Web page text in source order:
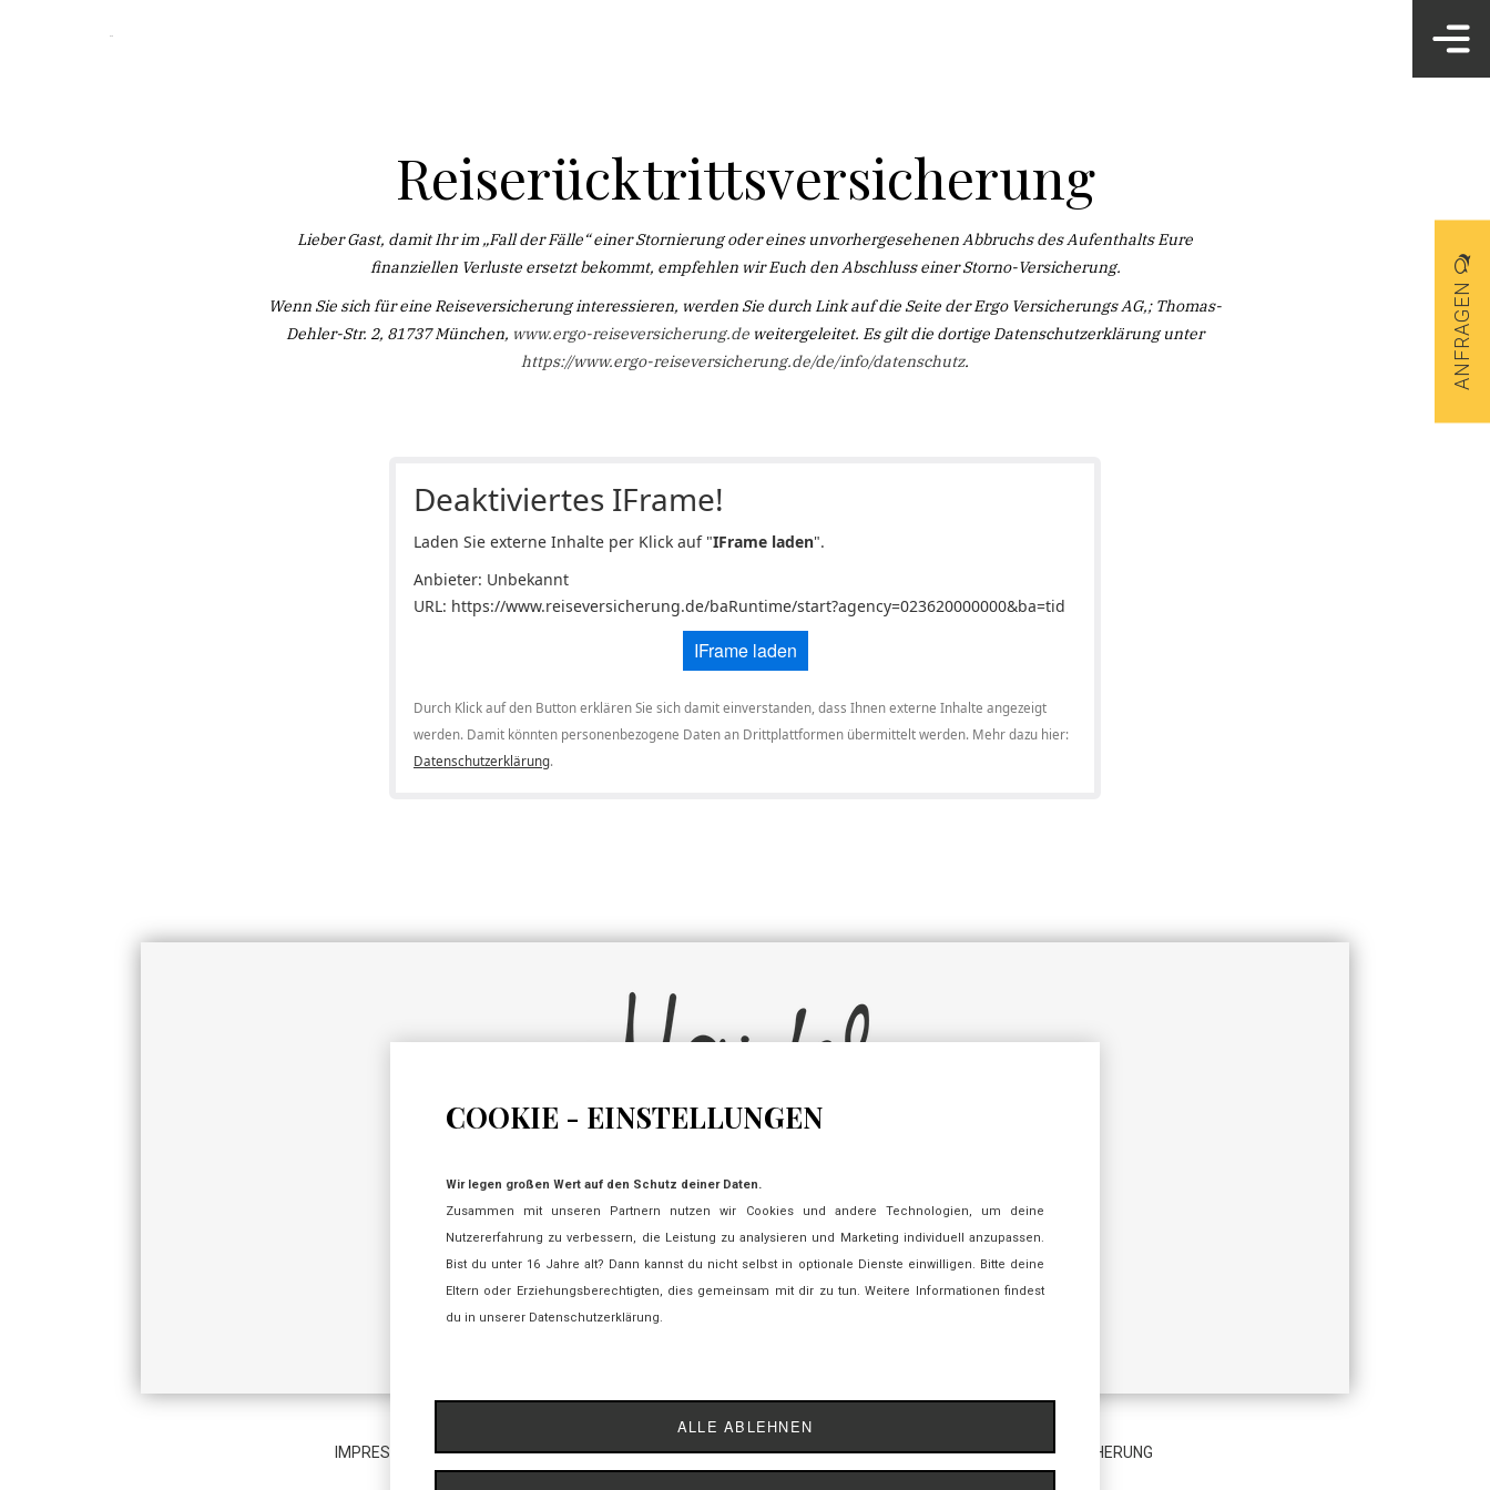
Reiserücktrittsversicherung
Lieber Gast, damit Ihr im „Fall der Fälle“ einer Stornierung oder eines unvorhergesehenen Abbruchs des Aufenthalts Eure
finanziellen Verluste ersetzt bekommt, empfehlen wir Euch den Abschluss einer Storno-Versicherung.
Wenn Sie sich für eine Reiseversicherung interessieren, werden Sie durch Link auf die Seite der Ergo Versicherungs AG,; Thomas-
Dehler-Str. 2, 81737 München, www.ergo-reiseversicherung.de weitergeleitet. Es gilt die dortige Datenschutzerklärung unter
https://www.ergo-reiseversicherung.de/de/info/datenschutz.
Deaktiviertes IFrame!
Laden Sie externe Inhalte per Klick auf "IFrame laden".
Anbieter: Unbekannt
URL: https://www.reiseversicherung.de/baRuntime/start?agency=023620000000&ba=tid
IFrame laden
Durch Klick auf den Button erklären Sie sich damit einverstanden, dass Ihnen externe Inhalte angezeigt
werden. Damit könnten personenbezogene Daten an Drittplattformen übermittelt werden. Mehr dazu hier:
Datenschutzerklärung.
BUCHUNGSTELEFON
IMPRESSUM DATENSCHUTZ·BARRIEREFREIHEIT·AGB·E-MAIL DATENSCHUTZ·REISERÜCKTRITTSVERSICHERUNG
ANFRAGEN
COOKIE - EINSTELLUNGEN
Wir legen großen Wert auf den Schutz deiner Daten.
Zusammen mit unseren Partnern nutzen wir Cookies und andere Technologien, um deine
Nutzererfahrung zu verbessern, die Leistung zu analysieren und Marketing individuell anzupassen.
Bist du unter 16 Jahre alt? Dann kannst du nicht selbst in optionale Dienste einwilligen. Bitte deine
Eltern oder Erziehungsberechtigten, dies gemeinsam mit dir zu tun. Weitere Informationen findest
du in unserer Datenschutzerklärung.
ALLE ABLEHNEN